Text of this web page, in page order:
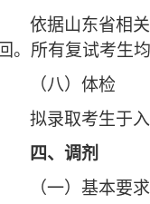
依据山东省相
回。所有复试考生
（八） 体检
拟录取考生于
四、调剂
（一）基本要求